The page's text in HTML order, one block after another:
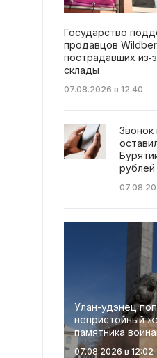
Государство
продавцов
пострадавших
склады
07.08.2026 в 12:40
Звонок
рублей
Улан-удэнец
непристойный
памятника
07.08.2026 в 12:02